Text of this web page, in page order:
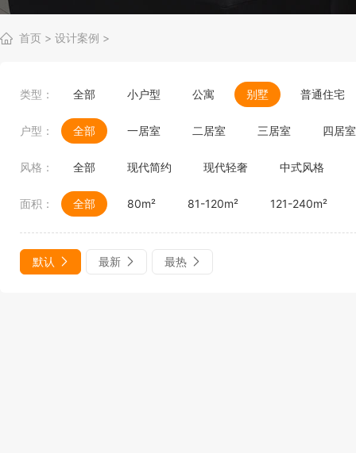
首页 > 设计案例 >
类型： 全部 小户型 公寓 别墅 普通住宅
户型： 全部 一居室 二居室 三居室 四居室
风格： 全部 现代简约 现代轻奢 中式风格
面积： 全部 80m² 81-120m² 121-240m²
默认 最新 最热